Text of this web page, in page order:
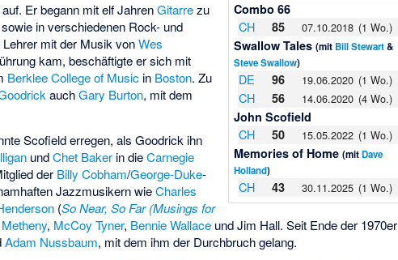
Combo 66
CH 85 07.10.2018 (1 Wo.)
Swallow Tales (mit Bill Stewart&
Steve Swallow)
DE 96 19.06.2020 (1 Wo.)
CH 56 14.06.2020 (4 Wo.)
John Scofield
CH 50 15.05.2022 (1 Wo.)
Memories of Home (mitDave
Holland)
CH 43 30.11.2025 (1 Wo.)
auf. Er begann mit elf JahrenGitarrezu
in verschiedenen Rock- und
Lehrer mit der Musik vonWes
kam, beschäftigte er sich mit
Berklee College of Music in Boston. Zu
auchGary Burton, mit dem
Scofield erregen, als Goodrick ihn
undChet Baker in dieCarnegie
der Billy Cobham/George-Duke-
Jazzmusikern wieCharles
(So Near, So Far (Musings for
, McCoy Tyner, Bennie Wallace und Jim Hall. Seit Ende der 1970er
Adam Nussbaum, mit dem ihm der Durchbruch gelang.